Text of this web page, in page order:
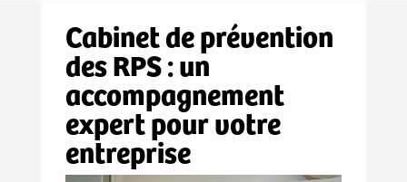
Cabinet de prévention
des RPS : un
accompagnement
expert pour votre
entreprise